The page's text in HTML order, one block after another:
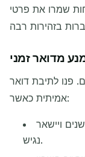
שמרו את פרטי
מדואר זמני
פנו לתיבת דואר
אמיתית כאשר:
ויישאר
נגיש.